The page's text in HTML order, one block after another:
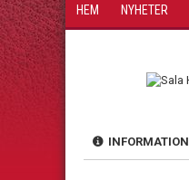
HEM NYHETER
INFORMATION